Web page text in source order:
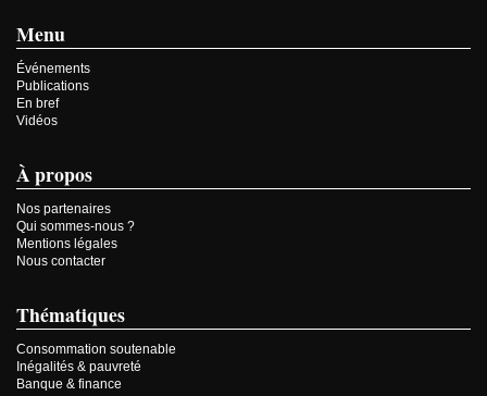
Menu
Événements
Publications
En bref
Vidéos
À propos
Nos partenaires
Qui sommes-nous ?
Mentions légales
Nous contacter
Thématiques
Consommation soutenable
Inégalités & pauvreté
Banque & finance